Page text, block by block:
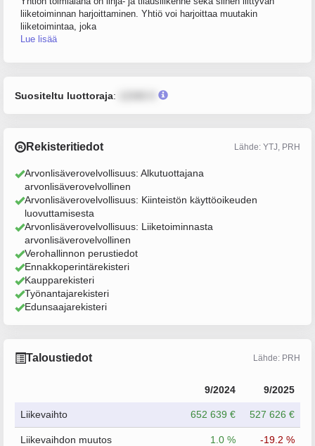
liiketoiminnan harjoittaminen. Yhtiö voi harjoittaa muutakin
liiketoimintaa, joka
Lue lisää
Suositeltu luottoraja:
Rekisteritiedot Lähde: YTJ, PRH
Arvonlisäverovelvollisuus: Alkutuottajana
arvonlisäverovelvollinen
Arvonlisäverovelvollisuus: Kiinteistön käyttöoikeuden
luovuttamisesta
Arvonlisäverovelvollisuus: Liiketoiminnasta
arvonlisäverovelvollinen
Verohallinnon perustiedot
Ennakkoperintärekisteri
Kaupparekisteri
Työnantajarekisteri
Edunsaajarekisteri
Taloustiedot Lähde: PRH
9/2024 9/2025
Liikevaihto 652 639 € 527 626 €
Liikevaihdon muutos 1.0 % -19.2 %